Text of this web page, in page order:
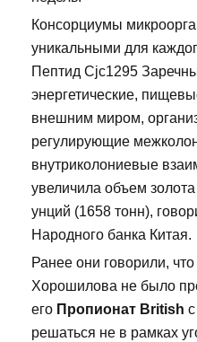
Консорциумы
уникальными для
Пептид Cjc1295
энергетические,
внешним миром,
регулирующие
внутриколониевые
увеличила объем
унций (1658 тонн),
Народного банка Китая.
Ранее они говорили,
Хорошилова не было
его Пропионат British
решаться не в рамках